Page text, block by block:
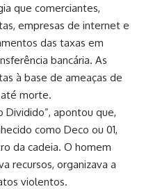
que comerciantes,
empresas de internet e
das taxas em
bancária. As
à base de ameaças de
morte.
Dividido”, apontou que,
como Deco ou 01,
da cadeia. O homem
recursos, organizava a
violentos.